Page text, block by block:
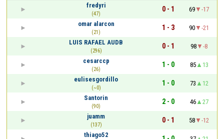
fredyri
(47)
0 - 1 69
-17
omar alarcon
(21)
1 - 3 90
-21
LUIS RAFAEL AUDB
(296)
0 - 1 98
-8
cesarccp
(26)
1 - 0 85
13
eulisesgordillo
(~0)
1 - 0 73
12
Santorin
(90)
2 - 0 46
27
juamm
(137)
0 - 1 58
-12
thiago52